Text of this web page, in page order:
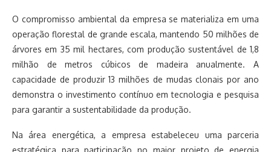
O compromisso ambiental da empresa se materializa em uma
operação florestal de grande escala, mantendo 50 milhões de
árvores em 35 mil hectares, com produção sustentável de 1,8
milhão de metros cúbicos de madeira anualmente. A
capacidade de produzir 13 milhões de mudas clonais por ano
demonstra o investimento contínuo em tecnologia e pesquisa
para garantir a sustentabilidade da produção.
Na área energética, a empresa estabeleceu uma parceria